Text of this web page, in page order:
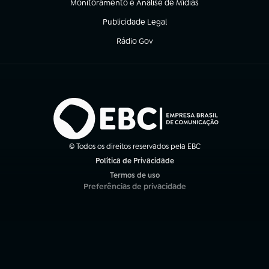
Monitoramento e Análise de Mídias
(abre em nova aba)
Publicidade Legal
(abre em nova aba)
Rádio Gov
(abre em nova aba)
© Todos os direitos reservados pela EBC
Política de Privacidade
Termos de uso
(abre em nova aba)
Preferências de privacidade